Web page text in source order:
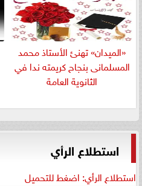
«الميدان» تهنئ الأستاذ محمد
المسلمانى بنجاح كريمته ندا في
الثانوية العامة
استطلاع الرأي
استطلاع الرأي: اضغط للتحميل